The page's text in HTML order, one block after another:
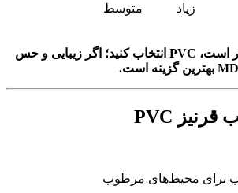
زیاد متوسط
اگر دوام برایتان مهم‌تر است، PVC انتخاب کنید؛ اگر زیبایی و حس
برای محیط‌های مرطوب